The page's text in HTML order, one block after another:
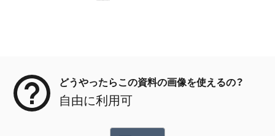
どうやったらこの資料の画像を使えるの？
自由に利用可